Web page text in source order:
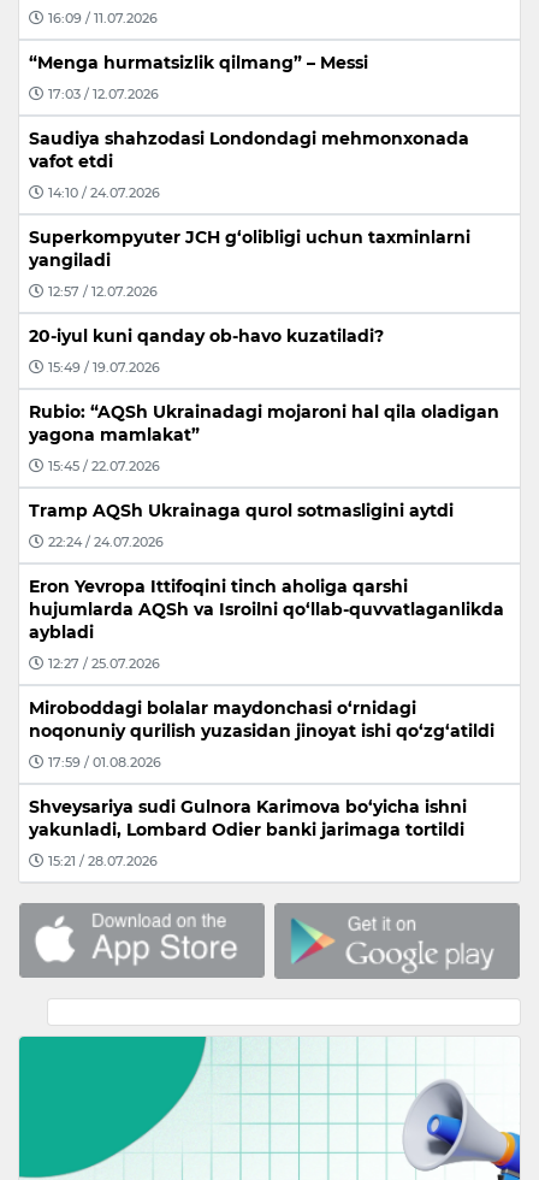
16:09 / 11.07.2026
“Menga hurmatsizlik qilmang” – Messi
17:03 / 12.07.2026
Saudiya shahzodasi Londondagi mehmonxonada
vafot etdi
14:10 / 24.07.2026
Superkompyuter JCH g‘olibligi uchun taxminlarni
yangiladi
12:57 / 12.07.2026
20-iyul kuni qanday ob-havo kuzatiladi?
15:49 / 19.07.2026
Rubio: “AQSh Ukrainadagi mojaroni hal qila oladigan
yagona mamlakat”
15:45 / 22.07.2026
Tramp AQSh Ukrainaga qurol sotmasligini aytdi
22:24 / 24.07.2026
Eron Yevropa Ittifoqini tinch aholiga qarshi
hujumlarda AQSh va Isroilni qo‘llab-quvvatlaganlikda
aybladi
12:27 / 25.07.2026
Miroboddagi bolalar maydonchasi o‘rnidagi
noqonuniy qurilish yuzasidan jinoyat ishi qo‘zg‘atildi
17:59 / 01.08.2026
Shveysariya sudi Gulnora Karimova bo‘yicha ishni
yakunladi, Lombard Odier banki jarimaga tortildi
15:21 / 28.07.2026